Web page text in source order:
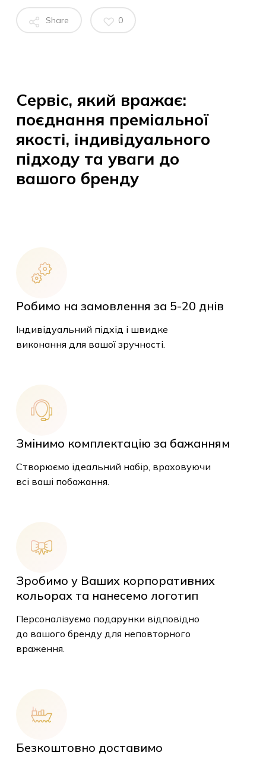
У кошику немає
Share 0
Сервіс, який вражає:
поєднання преміальної
якості, індивідуального
підходу та уваги до
вашого бренду
Робимо на замовлення за 5-20 днів
Індивідуальний підхід і швидке
виконання для вашої зручності.
Змінимо комплектацію за бажанням
Створюємо ідеальний набір, враховуючи
всі ваші побажання.
Зробимо у Ваших корпоративних
кольорах та нанесемо логотип
Персоналізуємо подарунки відповідно
до вашого бренду для неповторного
враження.
Безкоштовно доставимо